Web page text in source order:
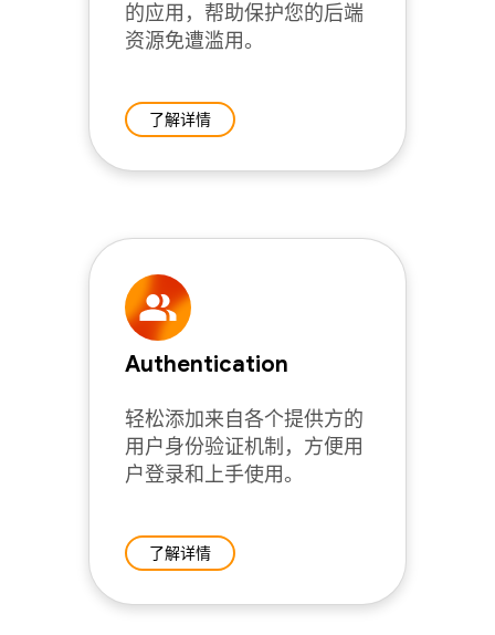
的应用，帮助保护您的后端
资源免遭滥用。
了解详情
Authentication
轻松添加来自各个提供方的
用户身份验证机制，方便用
户登录和上手使用。
了解详情